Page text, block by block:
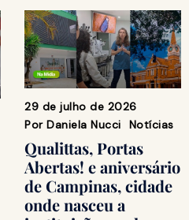
29 de julho de 2026
Por Daniela Nucci Notícias
Qualittas, Portas
Abertas! e aniversário
de Campinas, cidade
onde nasceu a